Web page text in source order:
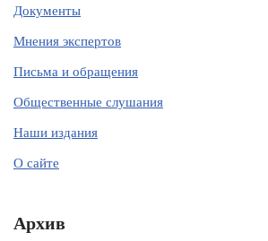
Документы
Мнения экспертов
Письма и обращения
Общественные слушания
Наши издания
О сайте
Архив